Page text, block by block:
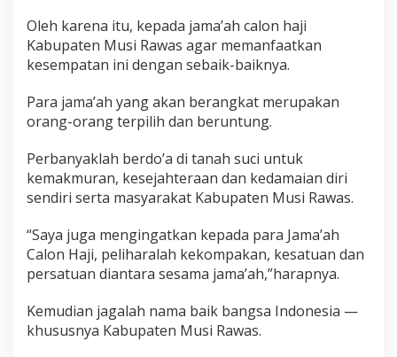
s
R
a
a
s
H
j
R
a
n
M
a
h
m
Oleh karena itu, kepada jama’ah calon haji
Kabupaten Musi Rawas agar memanfaatkan
kesempatan ini dengan sebaik-baiknya.
Para jama’ah yang akan berangkat merupakan
orang-orang terpilih dan beruntung.
Perbanyaklah berdo’a di tanah suci untuk
kemakmuran, kesejahteraan dan kedamaian diri
sendiri serta masyarakat Kabupaten Musi Rawas.
“Saya juga mengingatkan kepada para Jama’ah
Calon Haji, peliharalah kekompakan, kesatuan dan
persatuan diantara sesama jama’ah,”harapnya.
Kemudian jagalah nama baik bangsa Indonesia —
khususnya Kabupaten Musi Rawas.